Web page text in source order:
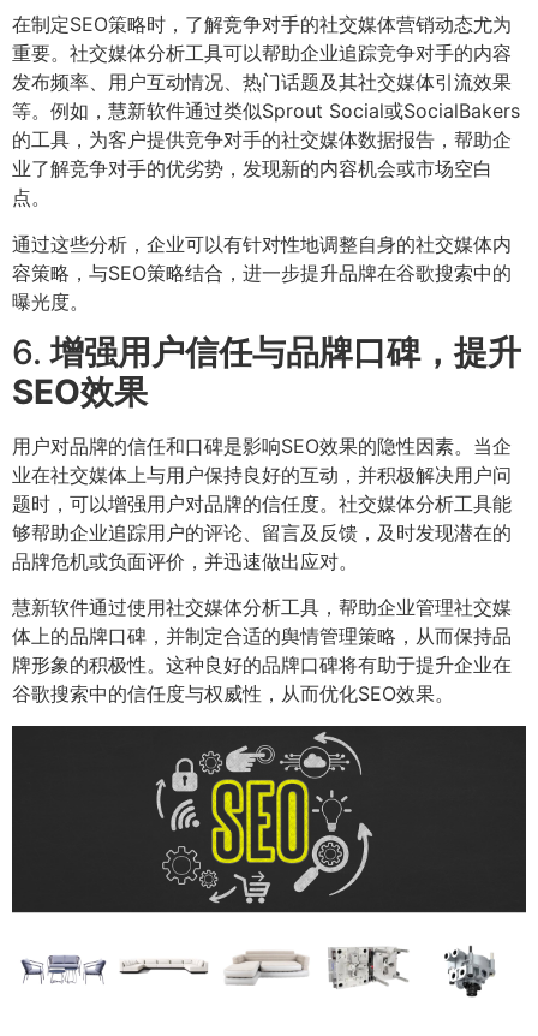
在制定SEO策略时，了解竞争对手的社交媒体营销动态尤为
重要。社交媒体分析工具可以帮助企业追踪竞争对手的内容
发布频率、用户互动情况、热门话题及其社交媒体引流效果
等。例如，慧新软件通过类似Sprout Social或SocialBakers
的工具，为客户提供竞争对手的社交媒体数据报告，帮助企
业了解竞争对手的优劣势，发现新的内容机会或市场空白
点。
通过这些分析，企业可以有针对性地调整自身的社交媒体内
容策略，与SEO策略结合，进一步提升品牌在谷歌搜索中的
曝光度。
6.增强用户信任与品牌口碑，提升
SEO效果
用户对品牌的信任和口碑是影响SEO效果的隐性因素。当企
业在社交媒体上与用户保持良好的互动，并积极解决用户问
题时，可以增强用户对品牌的信任度。社交媒体分析工具能
够帮助企业追踪用户的评论、留言及反馈，及时发现潜在的
品牌危机或负面评价，并迅速做出应对。
慧新软件通过使用社交媒体分析工具，帮助企业管理社交媒
体上的品牌口碑，并制定合适的舆情管理策略，从而保持品
牌形象的积极性。这种良好的品牌口碑将有助于提升企业在
谷歌搜索中的信任度与权威性，从而优化SEO效果。